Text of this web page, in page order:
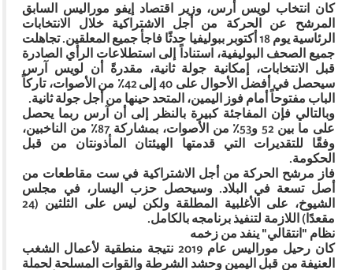
كان انتخاب لويس أرس، وزير اقتصاد إيفو موراليس السابق
المرشح عن الحركة من أجل الاشتراكية خلال الانتخابات
الرئاسية يوم 18 أكتوبر ببوليفيا حدثًا فاجأ جميع المعلقين. تجاهلت
جميع الصحف البوليفية، استناداً إلى استطلاعات الرأي الصادرة
قبل الانتخابات، إمكانية جولة ثانية، مقدرةً أن لويس آرس
سيحصل في أفضل الأحوال على 40 إلى 42٪ من الأصوات، تاركاً
الباب مفتوحاً أمام فوز اليمين، المتحد حينها من أجل جولة ثانية.
وبالتالي فإن المفاجئة كبيرة بالنظر إلى أن آرس ربما يحصل
على ما بين 52 و53٪ من الأصوات، بمشاركة 87٪ من الناخبين،
وفقًا للتقديرات التي قدمتها الهيئتان المأذونتان من قبل
الحكومة.
فاز مرشح الحركة من أجل الاشتراكية في ست مقاطعات من
أصل تسعة في البلاد. وسيحصل حزب اليسار، في مجلس
الشيوخ، على الأغلبية المطلقة ولكن ليس على الثلثين (24
مقعدًا) اللازمة لتنفيذ برنامجه بالكامل.
نظام "انتقالي" ينفد من زخمه
كان رحيل موراليس عام 2019 نتيجة منطقية لأعمال الشغب
العنيفة من قبل اليمين وحشد الشرطة والقوات المسلحة لحملة